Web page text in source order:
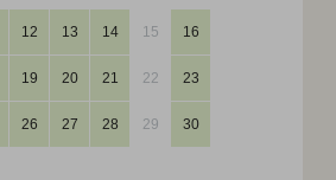
12 13 14 15 16
19 20 21 22 23
26 27 28 29 30